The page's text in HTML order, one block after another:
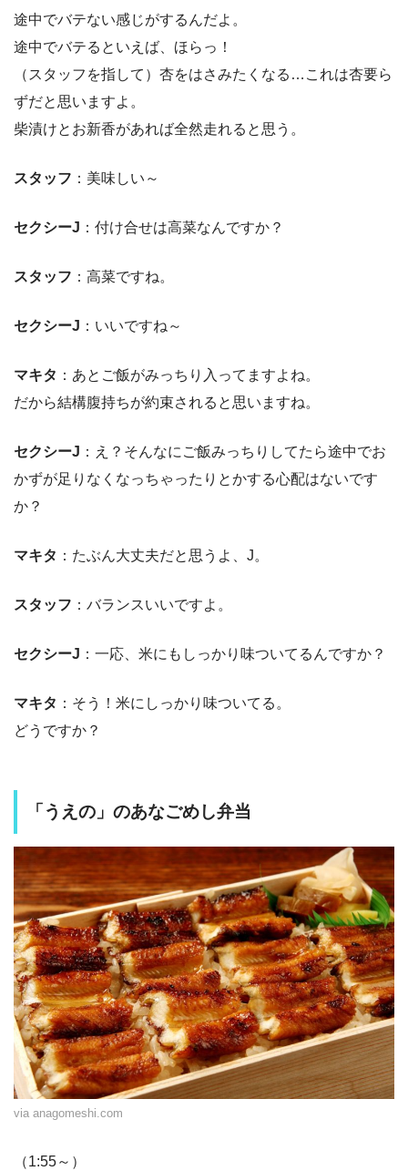
途中でバテない感じがするんだよ。
途中でバテるといえば、ほらっ！
（スタッフを指して）杏をはさみたくなる…これは杏要ら
ずだと思いますよ。
柴漬けとお新香があれば全然走れると思う。
スタッフ ：美味しい～
セクシーJ ：付け合せは高菜なんですか？
スタッフ ：高菜ですね。
セクシーJ ：いいですね～
マキタ ：あとご飯がみっちり入ってますよね。
だから結構腹持ちが約束されると思いますね。
セクシーJ ：え？そんなにご飯みっちりしてたら途中でお
かずが足りなくなっちゃったりとかする心配はないです
か？
マキタ ：たぶん大丈夫だと思うよ、J。
スタッフ ：バランスいいですよ。
セクシーJ ：一応、米にもしっかり味ついてるんですか？
マキタ ：そう！米にしっかり味ついてる。
どうですか？
「うえの」のあなごめし弁当
via anagomeshi.com
（1:55～）